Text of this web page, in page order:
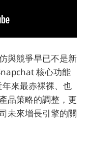
與競爭早已不是新
核心功能
來最赤裸裸、也
品策略的調整，更
未來增長引擎的關